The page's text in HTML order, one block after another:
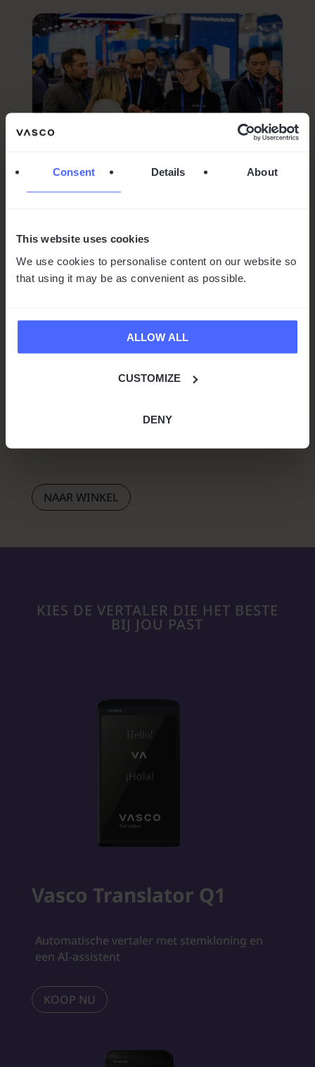
Consent Details About
This website uses cookies
We use cookies to personalise content on our website so
that using it may be as convenient as possible.
ALLOW ALL
CUSTOMIZE
DENY
Barriers – Vasco Electronics
Krzysztof Ruszkowski
Persberichten
Vasco Electronics, wereldwijd marktleider op
het gebied van AI-aangedreven
’s werelds grootste en meest invloedrijke
NAAR WINKEL
KIES DE VERTALER DIE HET BESTE
BIJ JOU PAST
Vasco Translator Q1
Automatische vertaler met stemkloning en
een AI-assistent
KOOP NU